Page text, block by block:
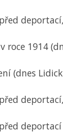
roce 1914
(dnes
deportací